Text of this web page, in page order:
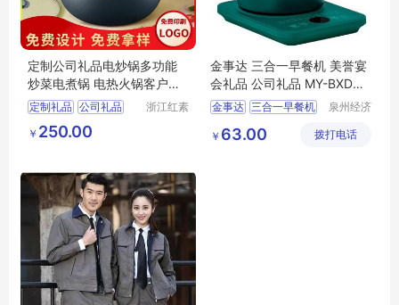
定制公司礼品电炒锅多功能
炒菜电煮锅 电热火锅客户礼
品企业送礼
定制礼品 公司礼品
电炒锅
客户礼品
企业送礼
浙江红素
￥ 250.00
金事达 三合一早餐机 美誉宴
会礼品 公司礼品 MY-BXDQ-
L5-15
金事达 三合一早餐机
BXDQ L5
泉州经济
区美誉商
￥ 63.00 拨打电话